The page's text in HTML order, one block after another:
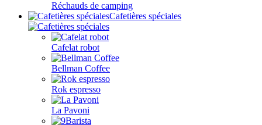
Réchauds de camping
Cafetières spéciales
Cafelat robot
Bellman Coffee
Rok espresso
La Pavoni